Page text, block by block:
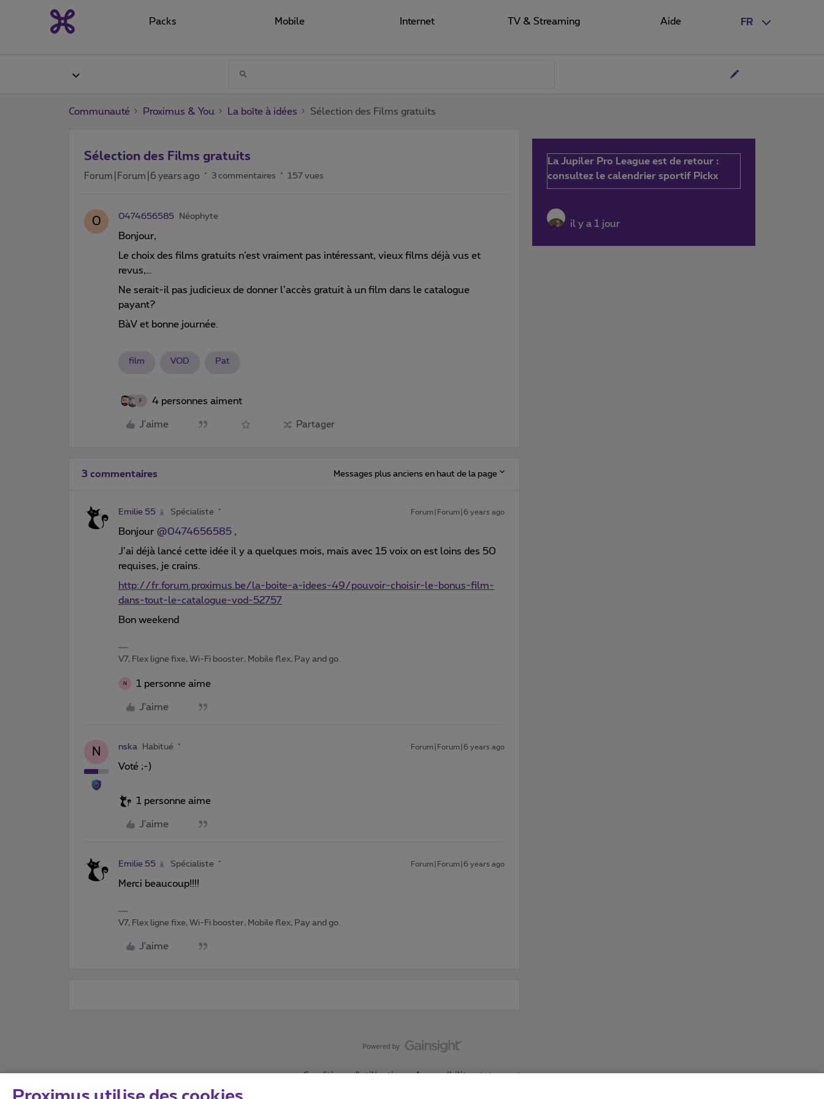
FR
Packs Mobile Internet TV & Streaming Aide
Communauté Proximus & You La boîte à idées Sélection des Films gratuits
Sélection des Films gratuits
Forum|Forum|6 years ago 3 commentaires 157 vues
0 0474656585 Néophyte
Bonjour,
Le choix des films gratuits n’est vraiment pas intéressant, vieux films déjà vus et
revus,…
Ne serait-il pas judicieux de donner l’accès gratuit à un film dans le catalogue
payant?
BàV et bonne journée.
film VOD Pat
F 4 personnes aiment
J'aime Partager
3 commentaires Messages plus anciens en haut de la page
Emilie 55 Spécialiste Forum|Forum|6 years ago
Bonjour @0474656585 ,
J’ai déjà lancé cette idée il y a quelques mois, mais avec 15 voix on est loins des 50
requises, je crains.
http://fr.forum.proximus.be/la-boite-a-idees-49/pouvoir-choisir-le-bonus-film-
dans-tout-le-catalogue-vod-52757
Bon weekend
V7, Flex ligne fixe, Wi-Fi booster, Mobile flex, Pay and go.
N 1 personne aime
J'aime
N nska Habitué Forum|Forum|6 years ago
Voté ;-)
1 personne aime
J'aime
Emilie 55 Spécialiste Forum|Forum|6 years ago
Merci beaucoup!!!!
V7, Flex ligne fixe, Wi-Fi booster, Mobile flex, Pay and go.
J'aime
La Jupiler Pro League est de retour :
consultez le calendrier sportif Pickx
il y a 1 jour
Conditions d'utilisation Accessibility statement